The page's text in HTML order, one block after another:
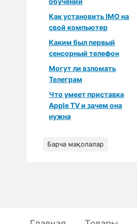
Как установить IMO на
свой компьютер
Каким был первый
сенсорный телефон
Могут ли взломать
Телеграм
Что умеет приставка
Apple TV и зачем она
нужна
Барча мақолалар